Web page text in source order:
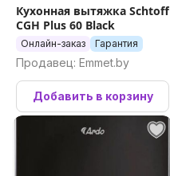
Кухонная вытяжка Schtoff
CGH Plus 60 Black
Онлайн-заказ Гарантия
Продавец: Emmet.by
Добавить в корзину